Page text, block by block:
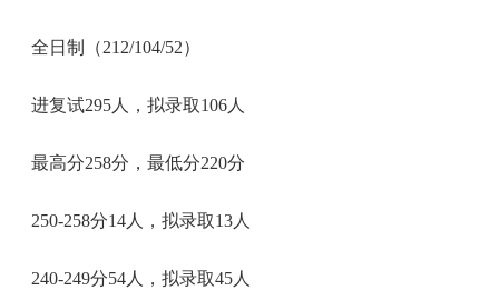
全日制（212/104/52）
进复试295人，拟录取106人
最高分258分，最低分220分
250-258分14人，拟录取13人
240-249分54人，拟录取45人